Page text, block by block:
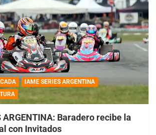
IAME SERIES ARGENTINA
ARGENTINA: Baradero recibe la
con Invitados